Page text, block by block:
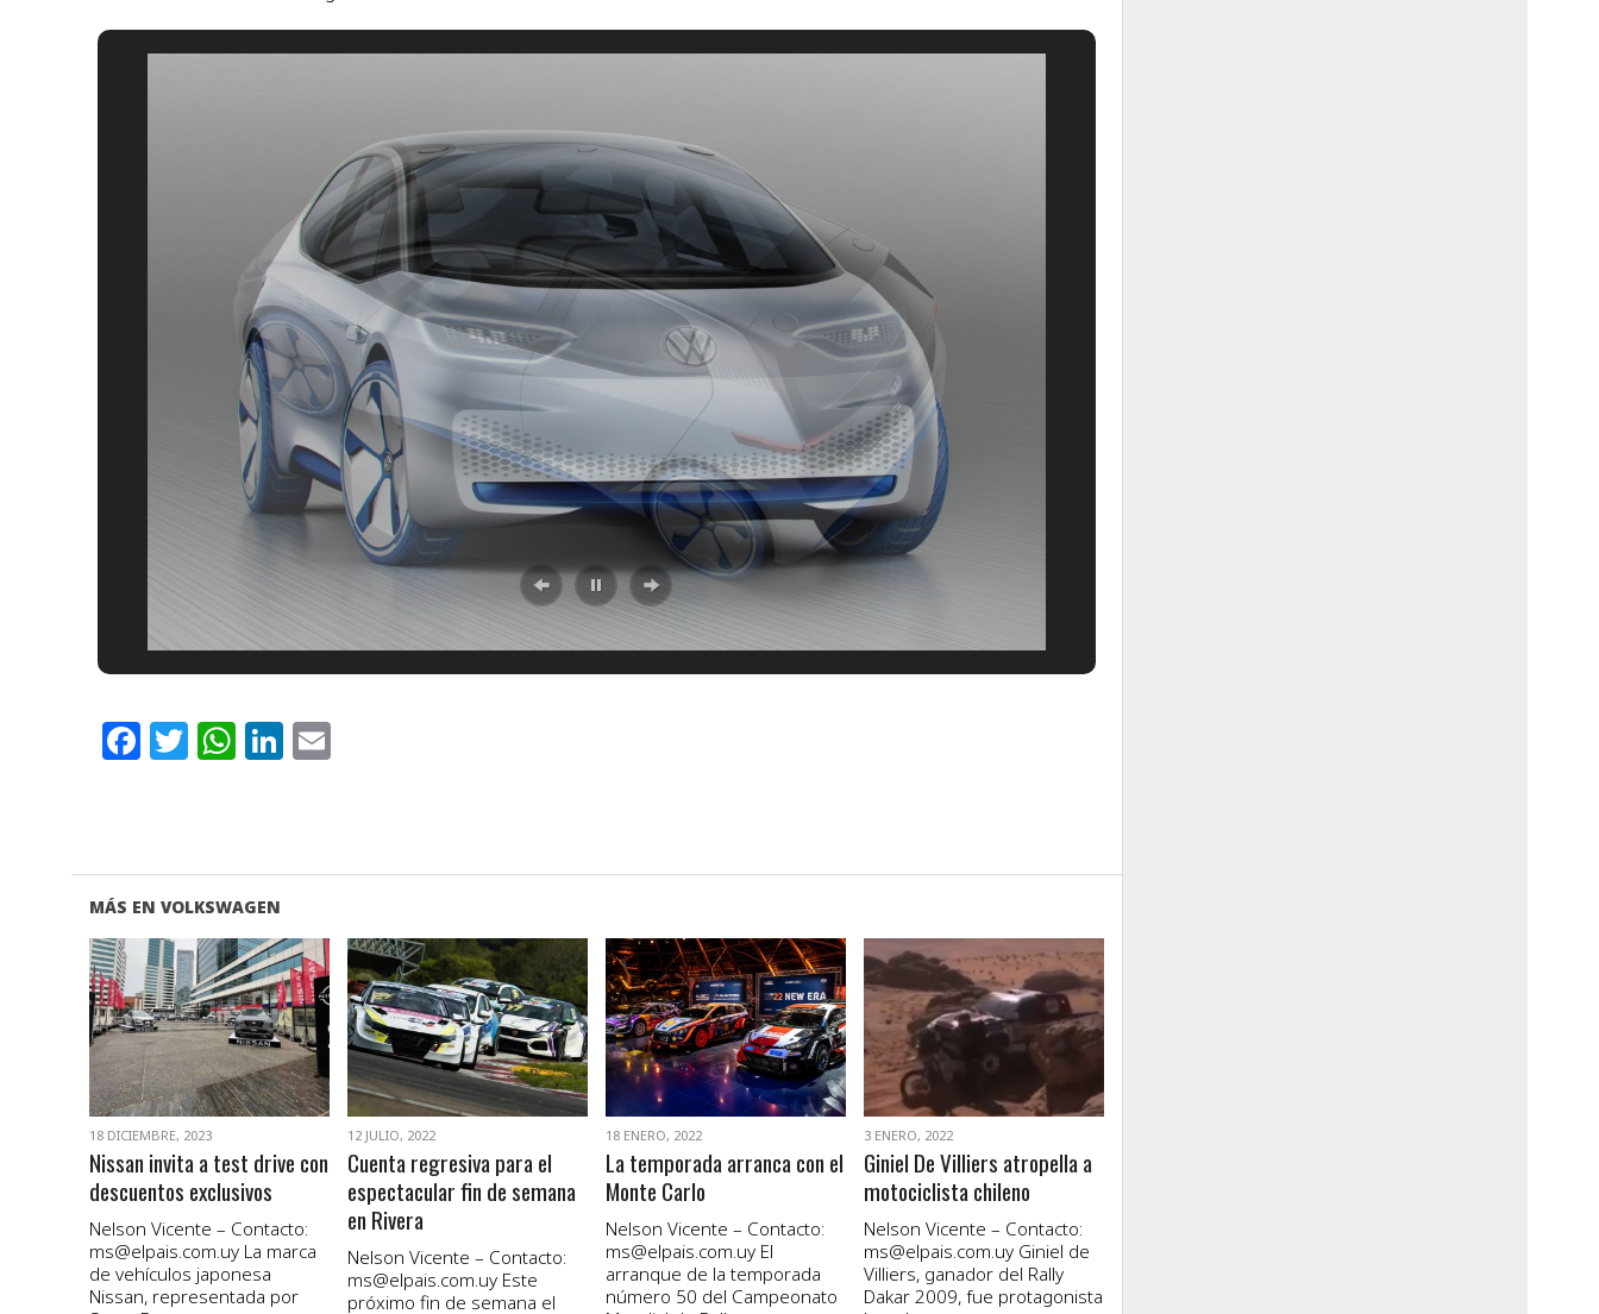
Facebook
Twitter
WhatsApp
LinkedIn
MÁS EN VOLKSWAGEN
VER NOTA
18 DICIEMBRE, 2023
Nissan invita a test drive con
descuentos exclusivos
Nelson Vicente – Contacto:
ms@elpais.com.uyLa marca
de vehículos japonesa
Nissan, representada por
VER NOTA
12 JULIO, 2022
Cuenta regresiva para el
espectacular fin de semana
en Rivera
Nelson Vicente – Contacto:
ms@elpais.com.uyEste
próximo fin de semana el
VER NOTA
18 ENERO, 2022
La temporada arranca con el
Monte Carlo
Nelson Vicente – Contacto:
ms@elpais.com.uyEl
arranque de la temporada
número 50 del Campeonato
VER NOTA
3 ENERO, 2022
Giniel De Villiers atropella a
motociclista chileno
Nelson Vicente – Contacto:
ms@elpais.com.uyGiniel de
Villiers, ganador del Rally
Dakar 2009, fue protagonista